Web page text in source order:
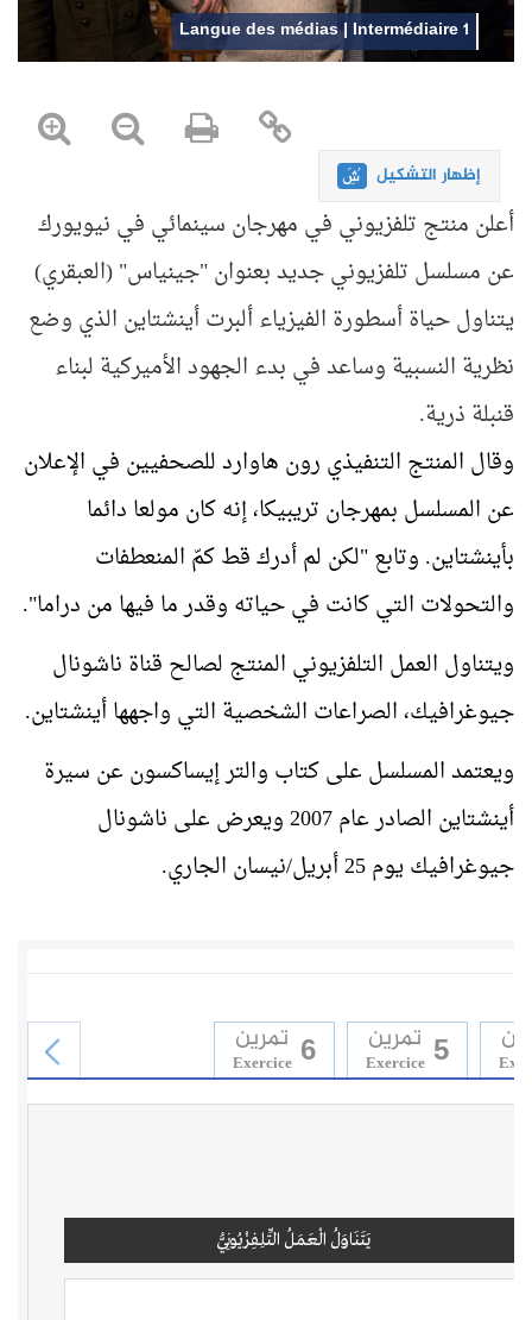
Langue des médias | Intermédiaire 1
إظهار التشكيل
أعلن منتج تلفزيوني في مهرجان سينمائي في نيويورك
عن مسلسل تلفزيوني جديد بعنوان "جينياس" (العبقري)
يتناول حياة أسطورة الفيزياء ألبرت أينشتاين الذي وضع
نظرية النسبية وساعد في بدء الجهود الأميركية لبناء
قنبلة ذرية.
وقال المنتج التنفيذي رون هاوارد للصحفيين في الإعلان
عن المسلسل بمهرجان تريبيكا، إنه كان مولعا دائما
بأينشتاين. وتابع "لكن لم أدرك قط كمّ المنعطفات
والتحولات التي كانت في حياته وقدر ما فيها من دراما".
ويتناول العمل التلفزيوني المنتج لصالح قناة ناشونال
جيوغرافيك، الصراعات الشخصية التي واجهها أينشتاين.
ويعتمد المسلسل على كتاب والتر إيساكسون عن سيرة
أينشتاين الصادر عام 2007 ويعرض على ناشونال
جيوغرافيك يوم 25 أبريل/نيسان الجاري.